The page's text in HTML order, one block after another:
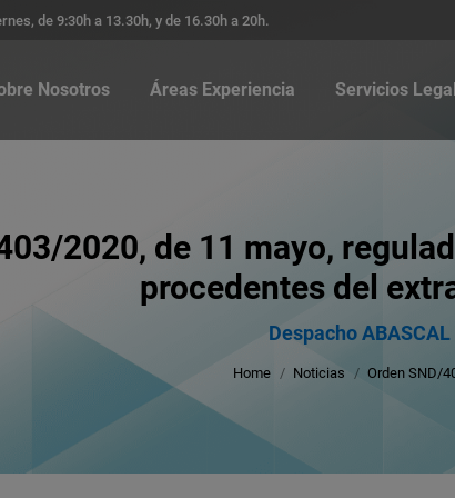
de 9:30h a 13.30h, y de 16.30h a 20h.
Nosotros Áreas Experiencia Servicios
2020, de 11 mayo,
procedentes del
Despacho ABASCAL
You are
Home Noticias Orden SND/